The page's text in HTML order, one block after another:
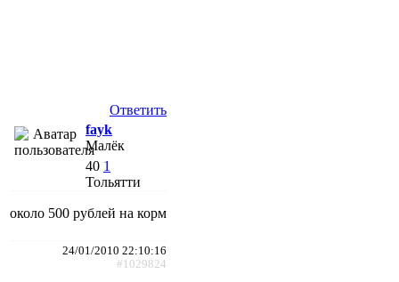
Ответить
fayk
Малёк
40 1
Тольятти
около 500 рублей на корм
24/01/2010 22:10:16
#1029824